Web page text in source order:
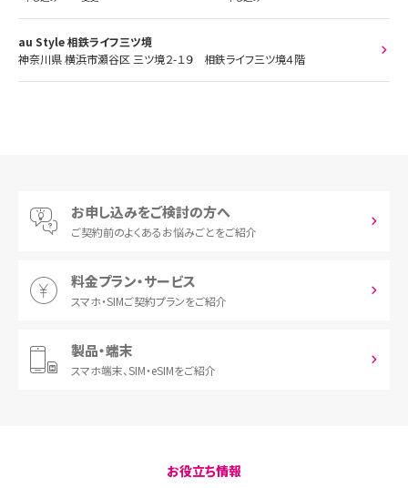
au Style 相鉄ライフ三ツ境
神奈川県 横浜市瀬谷区 三ツ境２-１９ 相鉄ライフ三ツ境４階
お申し込みをご検討の方へ
ご契約前のよくあるお悩みごとをご紹介
料金プラン・サービス
スマホ・SIMご契約プランをご紹介
製品・端末
スマホ端末、SIM・eSIMをご紹介
お役立ち情報